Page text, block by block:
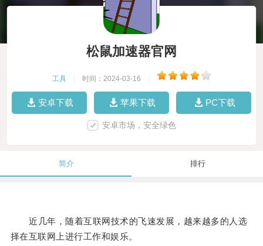
松鼠加速器官网
工具 时间：2024-03-16
安卓下载 苹果下载 PC下载
安卓市场，安全绿色
简介 排行
近几年，随着互联网技术的飞速发展，越来越多的人选
择在互联网上进行工作和娱乐。